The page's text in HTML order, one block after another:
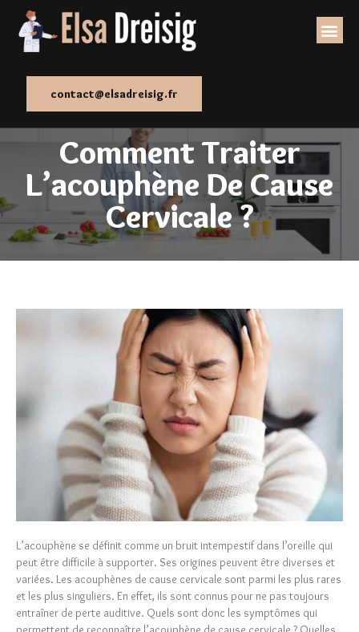
contact@elsadreisig.fr
Comment Traiter
L’acouphène De Cause
Cervicale ?
L’acouphène se définit comme un bruit intempestif dans l’oreille qui
peut être difficile à supporter. Ses origines peuvent être diverses et
variées. Les acouphènes de cause cervicale sont parmi les plus rares
et les plus singuliers. En effet, ils sont connus pour ne pas toujours
entraîner de perte auditive. Quels sont donc les symptômes qui